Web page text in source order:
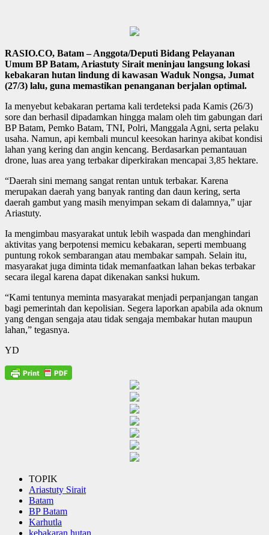
RASIO.CO, Batam – Anggota/Deputi Bidang Pelayanan
Umum BP Batam, Ariastuty Sirait meninjau langsung lokasi
kebakaran hutan lindung di kawasan Waduk Nongsa, Jumat
(27/3) lalu, guna memastikan penanganan berjalan optimal.
Ia menyebut kebakaran pertama kali terdeteksi pada Kamis (26/3)
sore dan berhasil dipadamkan hingga malam oleh tim gabungan dari
BP Batam, Pemko Batam, TNI, Polri, Manggala Agni, serta pelaku
usaha. Namun, api kembali muncul keesokan harinya akibat kondisi
lahan yang kering dan angin kencang. Berdasarkan pemantauan
drone, luas area yang terbakar diperkirakan mencapai 3,85 hektare.
“Daerah sini memang sangat rentan untuk terbakar. Karena
merupakan daerah yang banyak ranting dan daun kering, serta
daerah gambut yang masih menyimpan sekam di dalamnya,” ujar
Ariastuty.
Ia mengimbau masyarakat untuk lebih waspada dan menghindari
aktivitas yang berpotensi memicu kebakaran, seperti membuang
puntung rokok sembarangan atau membakar sampah. Selain itu,
masyarakat juga diminta tidak memanfaatkan lahan bekas terbakar
secara ilegal karena dapat dikenakan sanksi hukum.
“Kami tentunya meminta masyarakat menjadi perpanjangan tangan
bagi pemerintah dan kepolisian. Segera laporkan apabila ada oknum
yang dengan sengaja atau tidak sengaja membakar hutan maupun
lahan,” tegasnya.
YD
TOPIK
Ariastuty Sirait
Batam
BP Batam
Karhutla
kebakaran hutan